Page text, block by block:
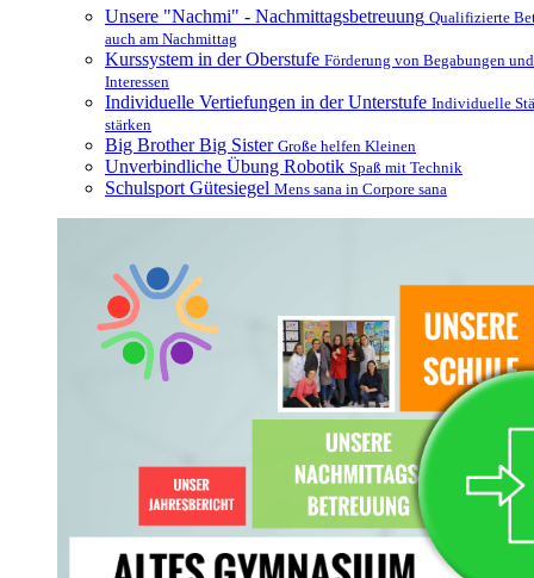
Unsere "Nachmi" - Nachmittagsbetreuung Qualifizierte
auch am Nachmittag
Kurssystem in der Oberstufe Förderung von Begabungen und
Interessen
Individuelle Vertiefungen in der Unterstufe Individuelle
stärken
Big Brother Big Sister Große helfen Kleinen
Unverbindliche Übung Robotik Spaß mit Technik
Schulsport Gütesiegel Mens sana in Corpore sana